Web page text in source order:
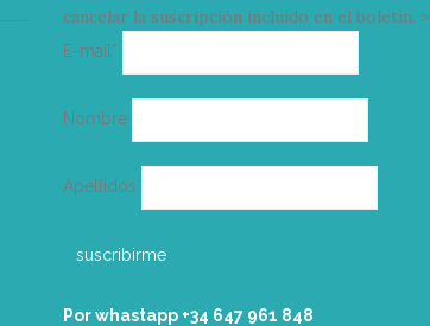
cancelar la suscripción incluido en el boletín. >
E-mail*
electrónico
Nombre
Apellidos
Por whastapp +34 ‭647 961 848‬